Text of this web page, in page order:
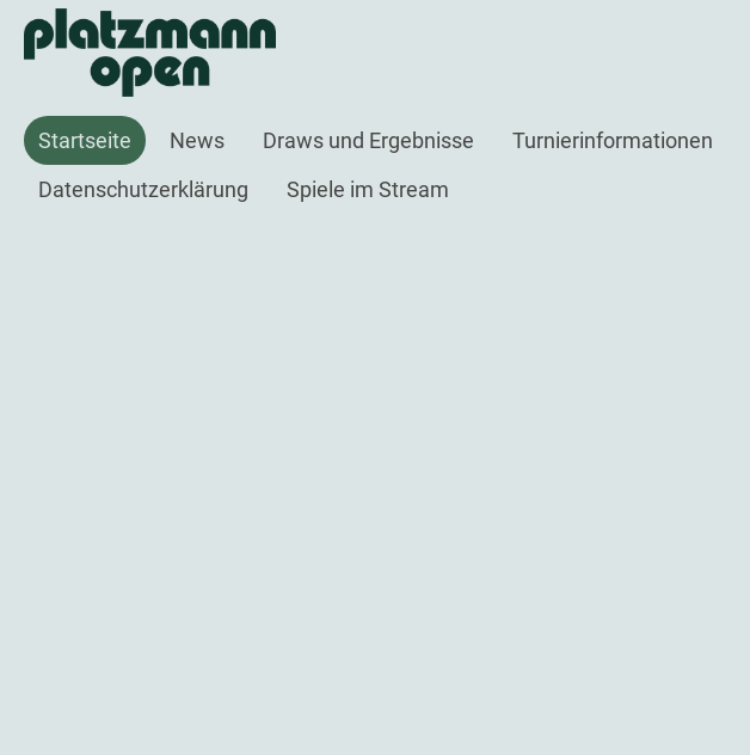
Startseite News Draws und Ergebnisse Turnierinformationen
Datenschutzerklärung
Spiele im Stream